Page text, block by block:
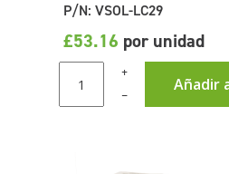
P/N: VSOL-LC29
£53.16 por unidad
+
Añadir
–